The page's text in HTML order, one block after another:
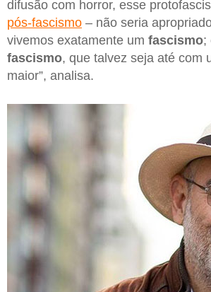
difusão com horror, esse
pós-fascismo – não seria
vivemos exatamente um fascismo;
fascismo, que talvez seja até com
maior”, analisa.